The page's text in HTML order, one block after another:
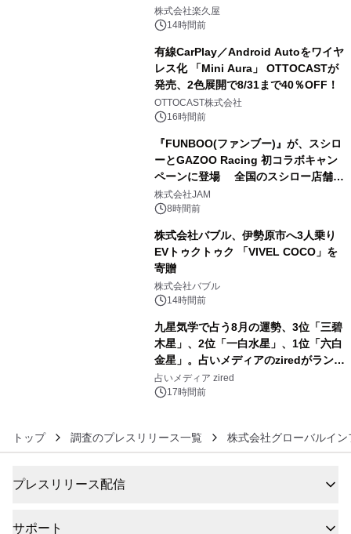
メニューを提供
株式会社楽久屋
14時間前
有線CarPlay／Android Autoをワイヤ
レス化 「Mini Aura」 OTTOCASTが
発売、2色展開で8/31まで40％OFF！
OTTOCAST株式会社
16時間前
『FUNBOO(ファンブー)』が、スシロ
ーとGAZOO Racing 初コラボキャン
ペーンに登場 全国のスシロー店舗で
GR 4車種の FUNBOO(ミニカー)付き
メニューが展開されます
株式会社JAM
8時間前
株式会社バブル、伊勢原市へ3人乗り
EVトゥクトゥク 「VIVEL COCO」を
寄贈
株式会社バブル
14時間前
九星気学で占う8月の運勢、3位「三碧
木星」、2位「一白水星」、1位「六白
金星」。占いメディアのziredがランキ
ングを発表
占いメディア zired
17時間前
トップ 調査のプレスリリース一覧 株式会社グローバルイ
プレスリリース配信
サポート